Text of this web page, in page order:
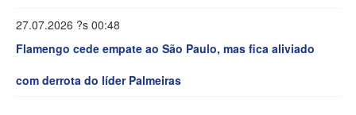
27.07.2026 ?s 00:48
Flamengo cede empate ao São Paulo, mas fica aliviado
com derrota do líder Palmeiras